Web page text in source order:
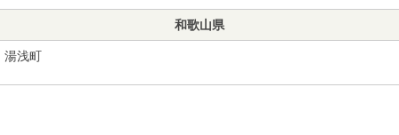
和歌山県
湯浅町